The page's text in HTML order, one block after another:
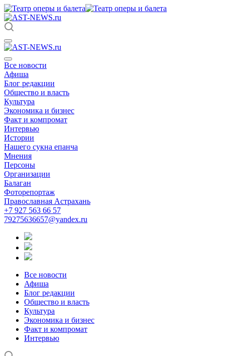
Все новости
Афиша
Блог редакции
Общество и власть
Культура
Экономика и бизнес
Факт и компромат
Интервью
Истории
Нашего сукна епанча
Мнения
Персоны
Организации
Балаган
Фоторепортаж
Православная Астрахань
+7 927 563 66 57
79275636657@yandex.ru
Все новости
Афиша
Блог редакции
Общество и власть
Культура
Экономика и бизнес
Факт и компромат
Интервью